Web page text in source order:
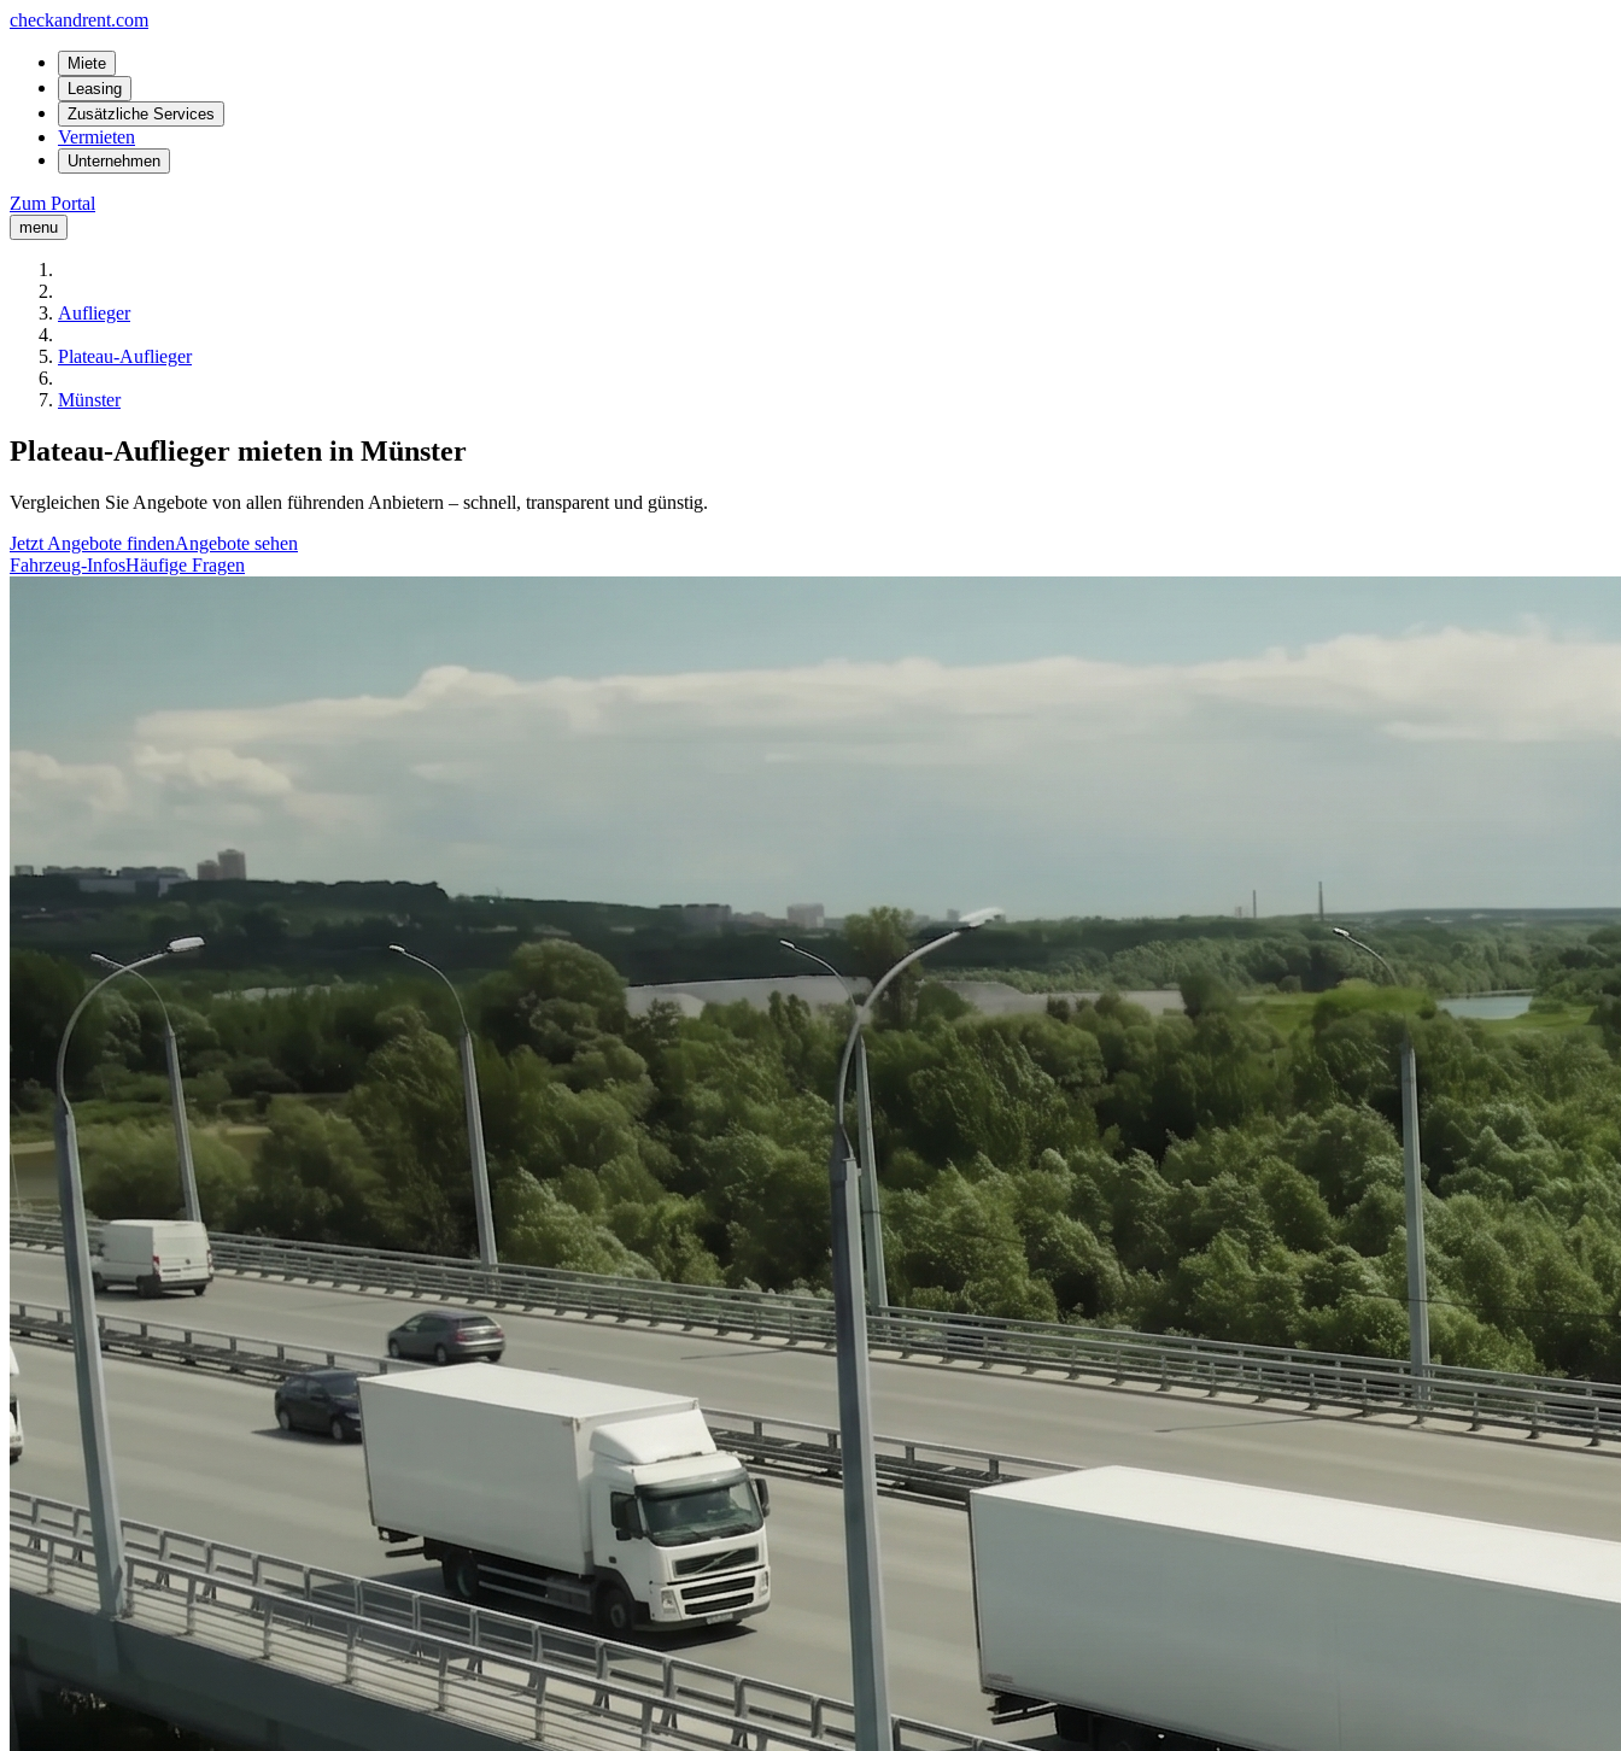
checkandrent.com
Miete
Leasing
Zusätzliche Services
Vermieten
Unternehmen
Zum Portal
menu
Auflieger
Plateau-Auflieger
Münster
Plateau-Auflieger mieten in Münster
Vergleichen Sie Angebote von allen führenden Anbietern – schnell, transparent und günstig.
Jetzt Angebote findenAngebote sehen
Fahrzeug-InfosHäufige Fragen